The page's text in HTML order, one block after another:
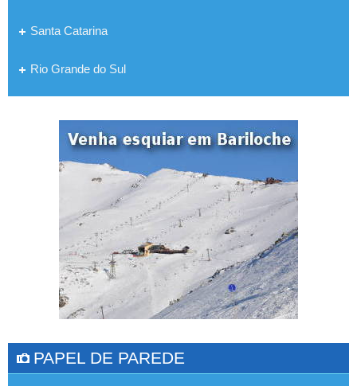
Santa Catarina
Rio Grande do Sul
PAPEL DE PAREDE